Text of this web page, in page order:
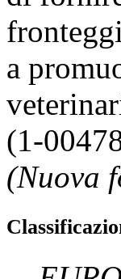
a
(1-
(Nuova